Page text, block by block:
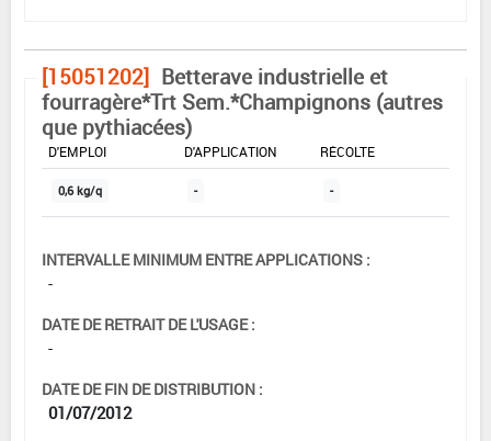
[15051202] Betterave industrielle et
fourragère*Trt Sem.*Champignons (autres
que pythiacées)
DOSE MAX
D'EMPLOI
NOMBRE MAX
D'APPLICATION
RÉCOLTE
0,6 kg/q - -
INTERVALLE MINIMUM ENTRE APPLICATIONS :
-
DATE DE RETRAIT DE L'USAGE :
-
DATE DE FIN DE DISTRIBUTION :
01/07/2012